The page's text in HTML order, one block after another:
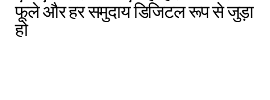
फूले और हर समुदाय डिजिटल रूप से जुड़ा
हो